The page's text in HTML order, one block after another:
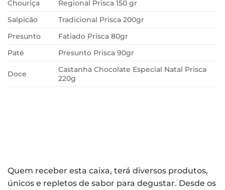
Chouriça
Regional Prisca 150 gr
Salpicão
Tradicional Prisca 200gr
Presunto
Fatiado Prisca 80gr
Paté
Presunto Prisca 90gr
Doce
Castanha Chocolate Especial Natal Prisca
220g
Quem receber esta caixa, terá diversos produtos,
únicos e repletos de sabor para degustar. Desde os